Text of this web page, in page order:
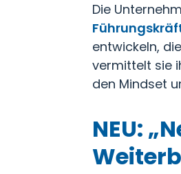
Die
entwickeln,
vermittelt sie
den Mindset
NEU: